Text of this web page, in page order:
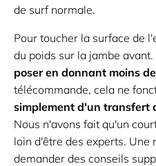
de surf normale.
Pour toucher la surface de
du poids sur la jambe avant.
poser en donnant moins
télécommande, cela ne
simplement d'un transfert
Nous n'avons fait qu'un
loin d'être des experts. Une
demander des conseils